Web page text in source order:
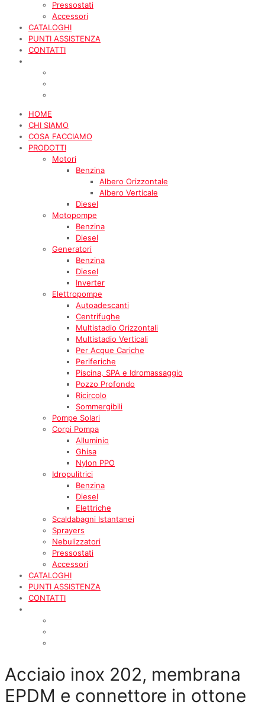
Pressostati
Accessori
CATALOGHI
PUNTI ASSISTENZA
CONTATTI
HOME
CHI SIAMO
COSA FACCIAMO
PRODOTTI
Motori
Benzina
Albero Orizzontale
Albero Verticale
Diesel
Motopompe
Benzina
Diesel
Generatori
Benzina
Diesel
Inverter
Elettropompe
Autoadescanti
Centrifughe
Multistadio Orizzontali
Multistadio Verticali
Per Acque Cariche
Periferiche
Piscina, SPA e Idromassaggio
Pozzo Profondo
Ricircolo
Sommergibili
Pompe Solari
Corpi Pompa
Alluminio
Ghisa
Nylon PPO
Idropulitrici
Benzina
Diesel
Elettriche
Scaldabagni Istantanei
Sprayers
Nebulizzatori
Pressostati
Accessori
CATALOGHI
PUNTI ASSISTENZA
CONTATTI
Acciaio inox 202, membrana
EPDM e connettore in ottone